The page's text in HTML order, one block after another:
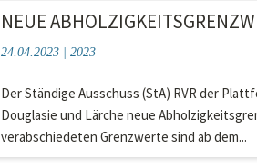
NEUE
24.04.2023 |2023
Der Ständige Ausschuss (StA) RVR der
Douglasie und Lärche neue
verabschiedeten Grenzwerte sind ab dem...